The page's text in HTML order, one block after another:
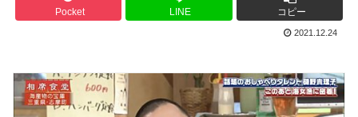
Pocket LINE コピー
2021.12.24